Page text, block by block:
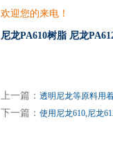
欢迎您的来电！
尼龙PA610树脂 尼龙
上一篇： 透明尼龙等原料用
下一篇： 使用尼龙610,尼龙